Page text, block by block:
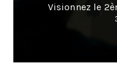
Visionnez le